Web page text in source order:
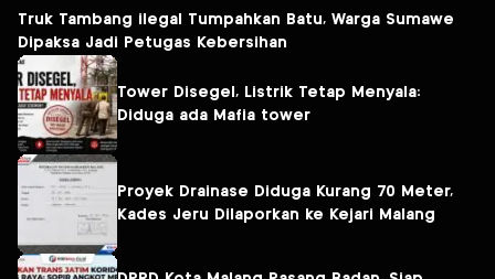
Truk Tambang ilegal Tumpahkan Batu, Warga Sumawe
Dipaksa Jadi Petugas Kebersihan
Tower Disegel, Listrik Tetap Menyala:
Diduga ada Mafia tower
Proyek Drainase Diduga Kurang 70 Meter,
Kades Jeru Dilaporkan ke Kejari Malang